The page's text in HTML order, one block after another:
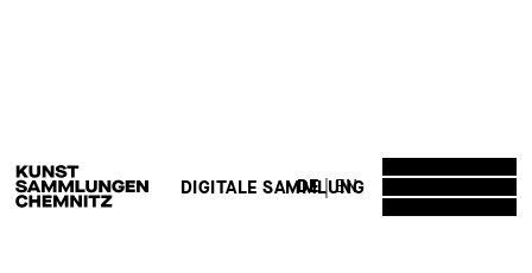
DE EN
DIGITALE SAMMLUNG